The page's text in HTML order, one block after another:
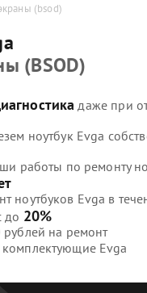
(bsod)
(BSOD)
даже при
ноутбук Evga
работы по ремонту
ноутбуков Evga в
до 20%
на ремонт
Evga